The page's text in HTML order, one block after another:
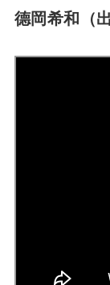
德岡希和（